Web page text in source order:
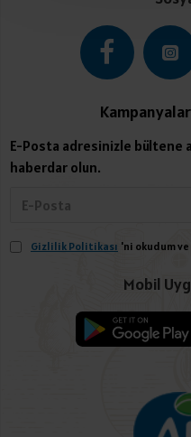
E-Posta adresinizle bültene
haberdar olun.
Gizlilik Politikası 'ni okudum
Mobil